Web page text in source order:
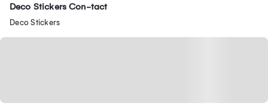
Deco Stickers Con-tact
Deco Stickers